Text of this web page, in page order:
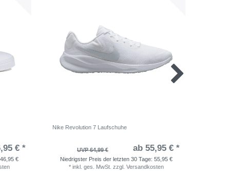
€ *
46,95 €
Nike Revolution 7 Laufschuhe
UVP 64,99 € ab 55,95 € *
Niedrigster Preis der letzten 30 Tage: 55,95 €
* inkl. ges. MwSt. zzgl. Versandkosten